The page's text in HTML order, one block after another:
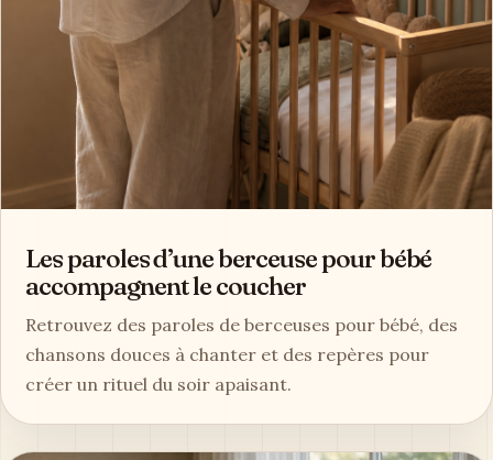
Les paroles d’une berceuse pour bébé
accompagnent le coucher
Retrouvez des paroles de berceuses pour bébé, des
chansons douces à chanter et des repères pour
créer un rituel du soir apaisant.